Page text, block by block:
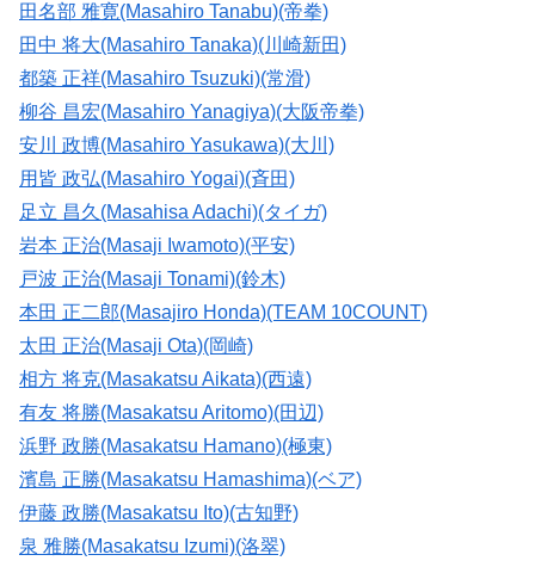
田名部 雅寛(Masahiro Tanabu)(帝拳)
田中 将大(Masahiro Tanaka)(川崎新田)
都築 正祥(Masahiro Tsuzuki)(常滑)
柳谷 昌宏(Masahiro Yanagiya)(大阪帝拳)
安川 政博(Masahiro Yasukawa)(大川)
用皆 政弘(Masahiro Yogai)(斉田)
足立 昌久(Masahisa Adachi)(タイガ)
岩本 正治(Masaji Iwamoto)(平安)
戸波 正治(Masaji Tonami)(鈴木)
本田 正二郎(Masajiro Honda)(TEAM 10COUNT)
太田 正治(Masaji Ota)(岡崎)
相方 将克(Masakatsu Aikata)(西遠)
有友 将勝(Masakatsu Aritomo)(田辺)
浜野 政勝(Masakatsu Hamano)(極東)
濱島 正勝(Masakatsu Hamashima)(ベア)
伊藤 政勝(Masakatsu Ito)(古知野)
泉 雅勝(Masakatsu Izumi)(洛翠)